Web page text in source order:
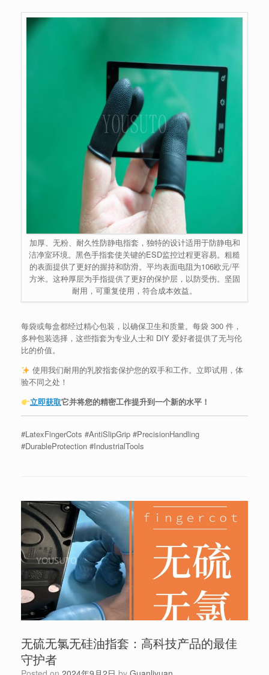
加厚、无粉、耐久性防静电指套，独特的设计适用于防静电和
洁净室环境。黑色手指套使关键的ESD监控过程更容易。粗糙
的表面提供了更好的握持和防滑。平均表面电阻为106欧元/平
方米。这种厚层为手指提供了更好的保护层，以防受伤。坚固
耐用，可重复使用，符合成本效益。
每袋或每盒都经过精心包装，以确保卫生和质量。每袋 300 件，
多种包装选择，这些指套为专业人士和 DIY 爱好者提供了无与伦
比的价值。
使用我们耐用的乳胶指套保护您的双手和工作。立即试用，体
验不同之处！
立即获取它并将您的精密工作提升到一个新的水平！
#LatexFingerCots #AntiSlipGrip #PrecisionHandling
#DurableProtection #IndustrialTools
无硫无氯无硅油指套：高科技产品的最佳
守护者